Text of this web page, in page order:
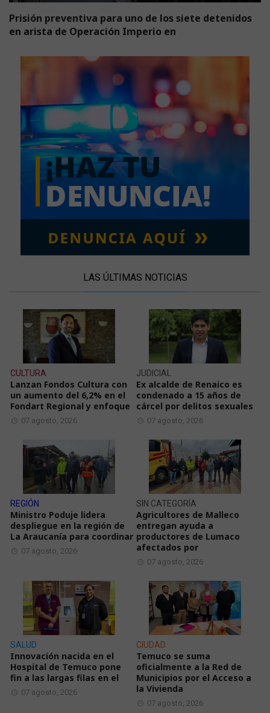
Prisión preventiva para uno de los siete detenidos
en arista de Operación Imperio en
LAS ÚLTIMAS NOTICIAS
CULTURA
Lanzan Fondos Cultura con
un aumento del 6,2% en el
Fondart Regional y enfoque
07 agosto, 2026
JUDICIAL
Ex alcalde de Renaico es
condenado a 15 años de
cárcel por delitos sexuales
07 agosto, 2026
REGIÓN
Ministro Poduje lidera
despliegue en la región de
La Araucanía para coordinar
07 agosto, 2026
SIN CATEGORÍA
Agricultores de Malleco
entregan ayuda a
productores de Lumaco
afectados por
07 agosto, 2026
SALUD
Innovación nacida en el
Hospital de Temuco pone
fin a las largas filas en el
07 agosto, 2026
CIUDAD
Temuco se suma
oficialmente a la Red de
Municipios por el Acceso a
la Vivienda
07 agosto, 2026